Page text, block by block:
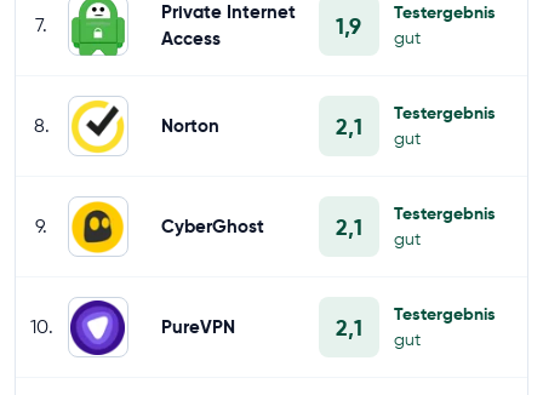
7.
Private Internet
Access
1,9
Testergebnis
gut
8. Norton 2,1
Testergebnis
gut
9. CyberGhost 2,1
Testergebnis
gut
10. PureVPN 2,1
Testergebnis
gut